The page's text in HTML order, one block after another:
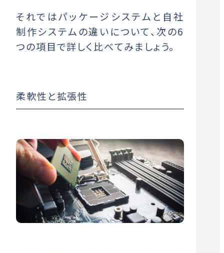
それではパッケージシステムと自社
制作システムの違いについて、次の6
つの項目で詳しく比べてみましょう。
柔軟性と拡張性